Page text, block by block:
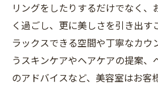
リングをしたりするだけでなく、
く過ごし、更に美しさを引き出す
ラックスできる空間や丁寧なカウ
うスキンケアやヘアケアの提案、
のアドバイスなど、美容室はお客